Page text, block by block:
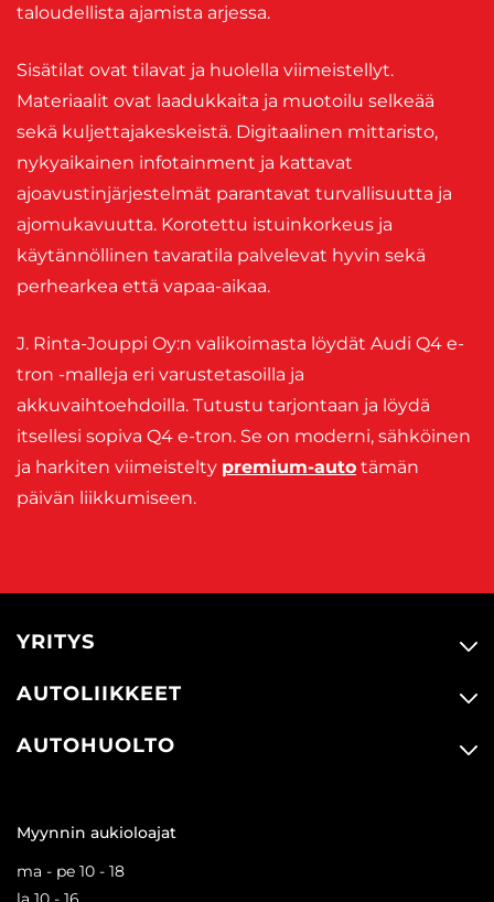
taloudellista ajamista arjessa.
Sisätilat ovat tilavat ja huolella viimeistellyt.
Materiaalit ovat laadukkaita ja muotoilu selkeää
sekä kuljettajakeskeistä. Digitaalinen mittaristo,
nykyaikainen infotainment ja kattavat
ajoavustinjärjestelmät parantavat turvallisuutta ja
ajomukavuutta. Korotettu istuinkorkeus ja
käytännöllinen tavaratila palvelevat hyvin sekä
perhearkea että vapaa-aikaa.
J. Rinta-Jouppi Oy:n valikoimasta löydät Audi Q4 e-
tron -malleja eri varustetasoilla ja
akkuvaihtoehdoilla. Tutustu tarjontaan ja löydä
itsellesi sopiva Q4 e-tron. Se on moderni, sähköinen
ja harkiten viimeistelty premium-auto tämän
päivän liikkumiseen.
YRITYS
AUTOLIIKKEET
AUTOHUOLTO
Myynnin aukioloajat
ma - pe 10 - 18